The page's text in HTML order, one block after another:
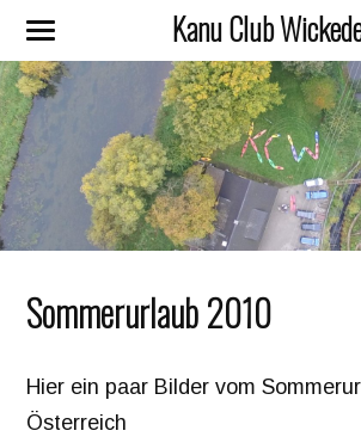
Kanu Club
Sommerurlaub 2010
Hier ein paar Bilder vom
Österreich